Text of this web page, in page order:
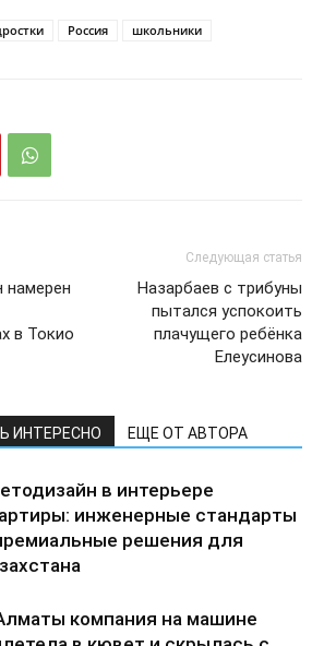
Россия школьники
намерен
в Токио
Следующая статья
Назарбаев с трибуны
пытался успокоить
плачущего ребёнка
Елеусинова
ИНТЕРЕСНО ЕЩЕ ОТ АВТОРА
в интерьере
инженерные стандарты
решения для
компания на машине